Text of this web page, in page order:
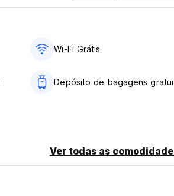
Wi-Fi Grátis
Depósito de bagagens
Ver todas as